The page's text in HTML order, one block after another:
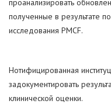
проанализировать
полученные в результате
исследования PMCF.
Нотифицированная
задокументировать
клинической оценки.